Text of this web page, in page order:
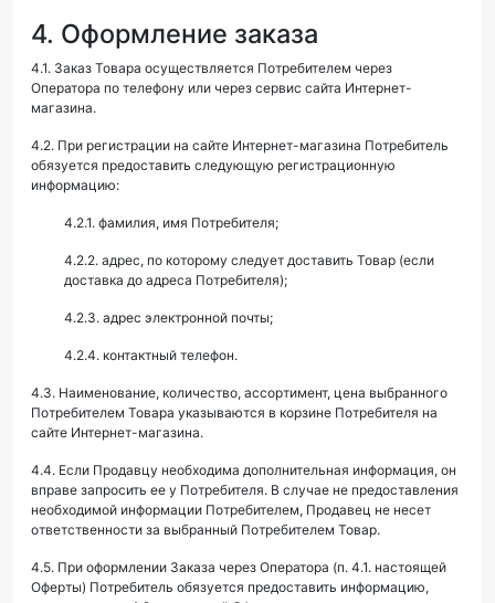
4. Оформление заказа
4.1. Заказ Товара осуществляется Потребителем через
Оператора по телефону или через сервис сайта Интернет-
магазина.
4.2. При регистрации на сайте Интернет-магазина Потребитель
обязуется предоставить следующую регистрационную
информацию:
4.2.1. фамилия, имя Потребителя;
4.2.2. адрес, по которому следует доставить Товар (если
доставка до адреса Потребителя);
4.2.3. адрес электронной почты;
4.2.4. контактный телефон.
4.3. Наименование, количество, ассортимент, цена выбранного
Потребителем Товара указываются в корзине Потребителя на
сайте Интернет-магазина.
4.4. Если Продавцу необходима дополнительная информация, он
вправе запросить ее у Потребителя. В случае не предоставления
необходимой информации Потребителем, Продавец не несет
ответственности за выбранный Потребителем Товар.
4.5. При оформлении Заказа через Оператора (п. 4.1. настоящей
Оферты) Потребитель обязуется предоставить информацию,